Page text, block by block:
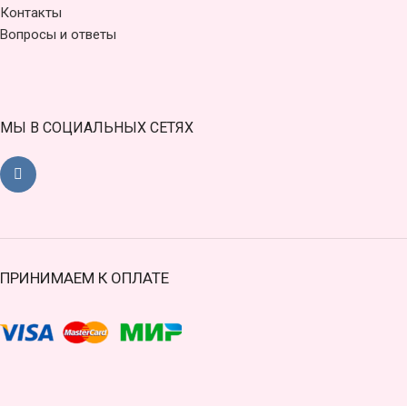
Контакты
Вопросы и ответы
МЫ В СОЦИАЛЬНЫХ СЕТЯХ
ПРИНИМАЕМ К ОПЛАТЕ